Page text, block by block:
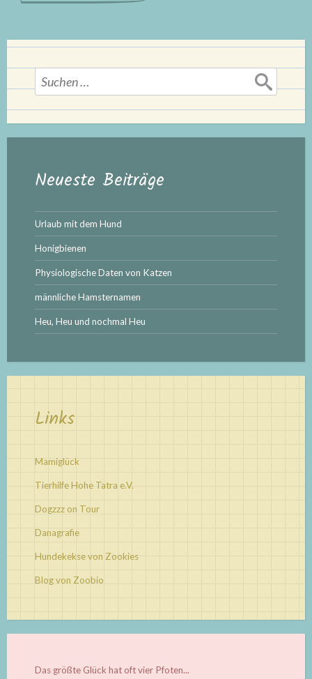
Suchen
nach:
Neueste Beiträge
Urlaub mit dem Hund
Honigbienen
Physiologische Daten von Katzen
männliche Hamsternamen
Heu, Heu und nochmal Heu
Links
Mamiglück
Tierhilfe Hohe Tatra e.V.
Dogzzz on Tour
Danagrafie
Hundekekse von Zookies
Blog von Zoobio
Das größte Glück hat oft vier Pfoten...